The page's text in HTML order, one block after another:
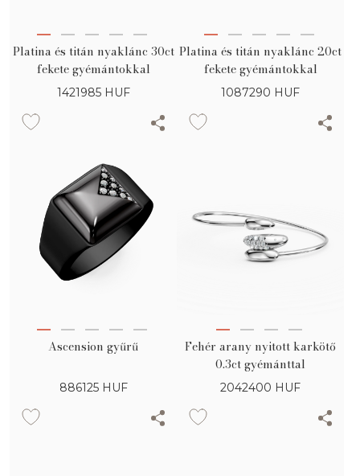
Platina és titán nyaklánc 30ct
fekete gyémántokkal
1421985 HUF
Platina és titán nyaklánc 20ct
fekete gyémántokkal
1087290 HUF
Ascension gyűrű
886125 HUF
Fehér arany nyitott karkötő
0.3ct gyémánttal
2042400 HUF